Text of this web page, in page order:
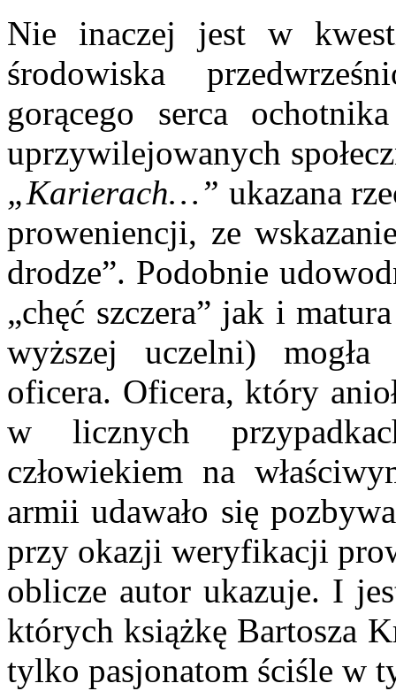
Nie inaczej jest w
środowiska
gorącego serca
uprzywilejowanych
„Karierach…” ukazana
proweniencji, ze
drodze”. Podobnie
„chęć szczera” jak i
wyższej uczelni)
oficera. Oficera, który
w licznych
człowiekiem na
armii udawało się
przy okazji weryfikacji
oblicze autor ukazuje. I
których książkę Bartosza
tylko pasjonatom ściśle w